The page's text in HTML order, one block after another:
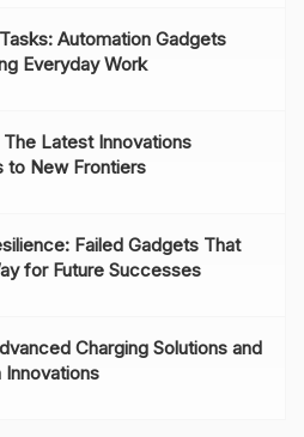
Automation Gadgets
Everyday Work
Latest Innovations
to New Frontiers
Failed Gadgets That
for Future Successes
Charging Solutions and
Innovations